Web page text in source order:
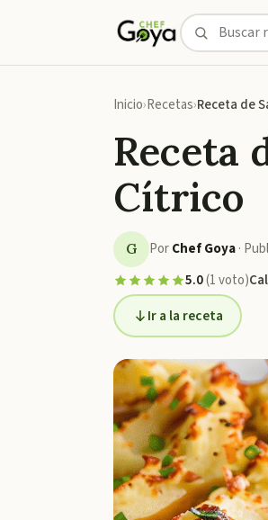
Inicio Recetas Receta de
Receta
Cítrico
G PorChef Goya·
5.0(1voto)
Ir a la receta